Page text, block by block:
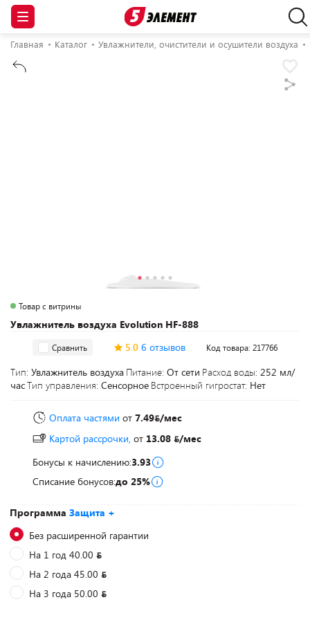
Главная Каталог Увлажнители, очистители и осушители воздуха
Увлажнитель воздуха Evolution HF-888
Товар с витрины
Программа Защита +
Без расширенной гарантии
На 1 год 40.00
На 2 года 45.00
На 3 года 50.00
Сравнить 5.0 6 отзывов Код товара: 217766
Тип: Увлажнитель воздуха Питание: От сети Расход воды: 252 мл/
часТип управления: Сенсорное Встроенный гигростат: Нет
Оплата частями от 7.49 /мес
Картой рассрочки, от 13.08
/мес
Бонусы к начислению:3.93
Списание бонусов:до 25%